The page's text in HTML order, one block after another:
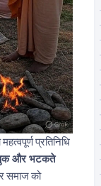
प्रतिनिधि
और भटकते
समाज को